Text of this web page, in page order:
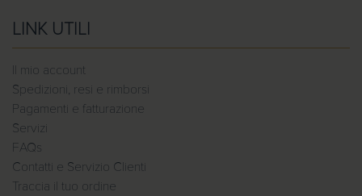
LINK UTILI
Il mio account
Spedizioni, resi e rimborsi
Pagamenti e fatturazione
Servizi
FAQs
Contatti e Servizio Clienti
Traccia il tuo ordine